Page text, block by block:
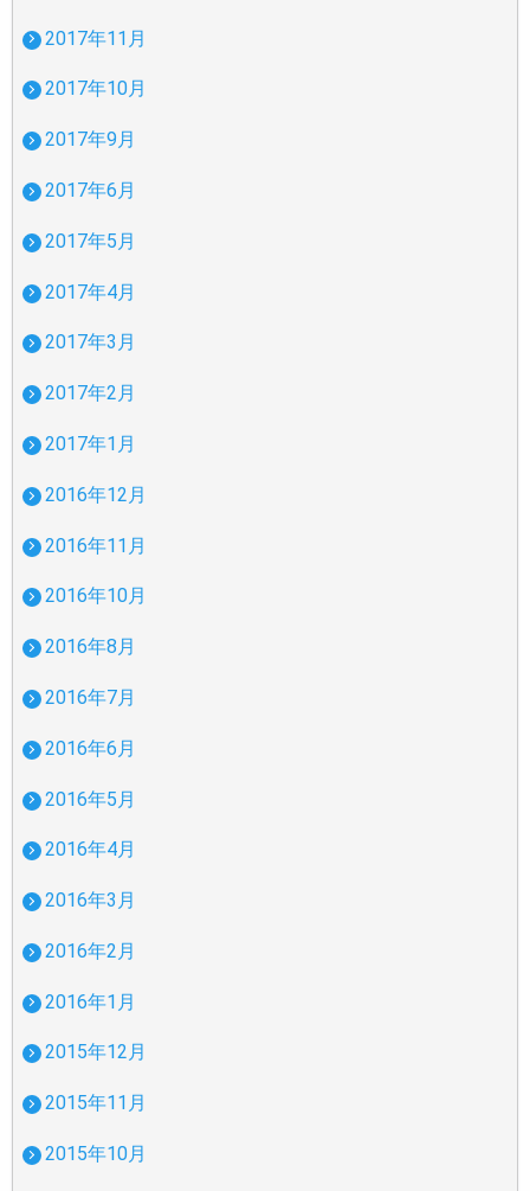
2017年11月
2017年10月
2017年9月
2017年6月
2017年5月
2017年4月
2017年3月
2017年2月
2017年1月
2016年12月
2016年11月
2016年10月
2016年8月
2016年7月
2016年6月
2016年5月
2016年4月
2016年3月
2016年2月
2016年1月
2015年12月
2015年11月
2015年10月